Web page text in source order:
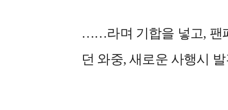
……라며 기합을 넣고, 팬
던 와중, 새로운 사행시